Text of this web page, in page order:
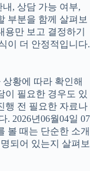
, 상담 가능 여부,
부분을 함께 살펴보
만 보고 결정하기
이 더 안정적입니다.
황에 따라 확인해
이 필요한 경우도 있
행 전 필요한 자료나
. 2026년06월04일 07
볼 때는 단순한 소개
되어 있는지 살펴보